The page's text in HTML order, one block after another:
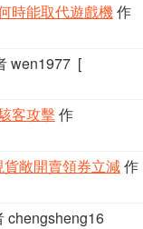
時能取代遊戲機作
wen1977[
客攻擊作
敞開賣領券立減作
chengsheng16